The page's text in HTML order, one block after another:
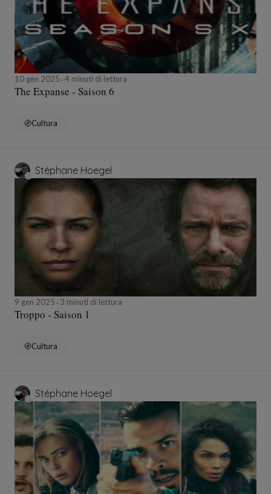
10 gen 2025 4 minuti di lettura
The Expanse - Saison 6
Cultura
Stéphane Hoegel
9 gen 2025 3 minuti di lettura
Troppo - Saison 1
Cultura
Stéphane Hoegel